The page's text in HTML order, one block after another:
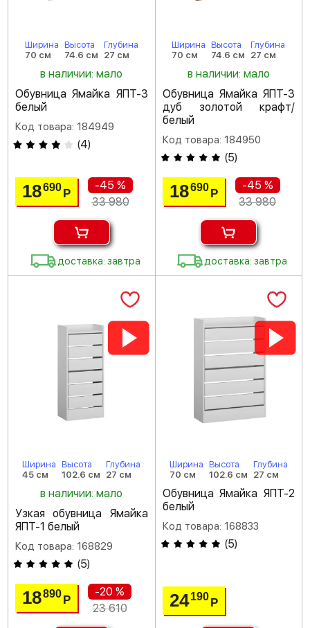
Ширина
70 см
Высота
74.6 см
Глубина
27 см
в наличии: мало
Обувница Ямайка ЯПТ-3
белый
Код товара: 184949
(4)
18690Р
-45 %
33 980
доставка: завтра
Ширина
70 см
Высота
74.6 см
Глубина
27 см
в наличии: мало
Обувница Ямайка ЯПТ-3
дуб золотой крафт/
белый
Код товара: 184950
(5)
18690 Р
-45 %
33 980
доставка: завтра
Ширина
45 см
Высота
102.6 см
Глубина
27 см
в наличии: мало
Узкая обувница Ямайка
ЯПТ-1 белый
Код товара: 168829
(5)
18890Р
-20 %
23 610
Ширина
70 см
Высота
102.6 см
Глубина
27 см
Обувница Ямайка ЯПТ-2
белый
Код товара: 168833
(5)
24 190 Р